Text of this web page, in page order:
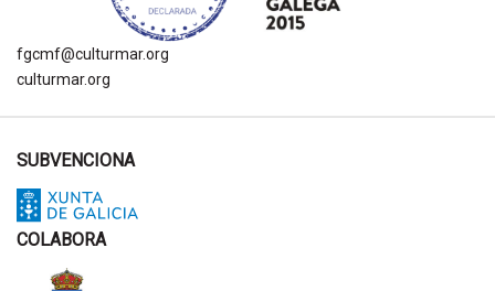
fgcmf@culturmar.org
culturmar.org
SUBVENCIONA
COLABORA